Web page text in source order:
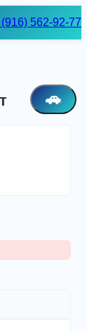
562-92-77
🚗